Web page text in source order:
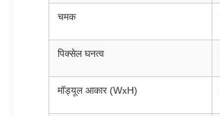
चमक
पिक्सेल घनत्व
मॉड्यूल आकार (WxH)